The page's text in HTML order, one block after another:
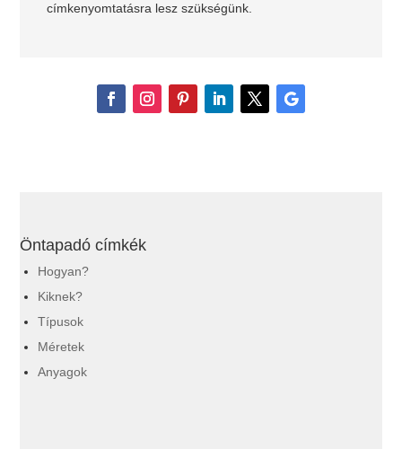
címkenyomtatásra lesz szükségünk.
Öntapadó címkék
Hogyan?
Kiknek?
Típusok
Méretek
Anyagok